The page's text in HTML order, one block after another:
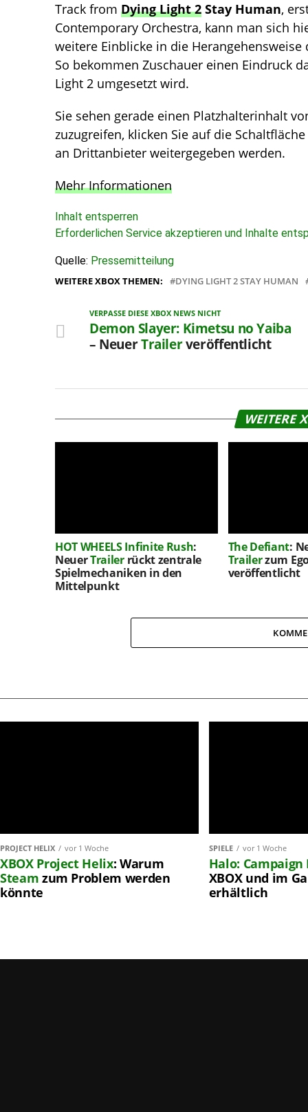
Track from Dying Light 2 Stay Human,
Contemporary Orchestra, kann man sich
weitere Einblicke in die
So bekommen Zuschauer einen Eindruck
Light 2 umgesetzt wird.
Sie sehen gerade einen Platzhalterinhalt
zuzugreifen, klicken Sie auf die
an Drittanbieter weitergegeben werden.
Mehr Informationen
Inhalt entsperren
Erforderlichen Service akzeptieren und Inhalte
Quelle: Pressemitteilung
WEITERE XBOX THEMEN: DYING LIGHT 2 STAY HUMAN
VERPASSE DIESE XBOX NEWS NICHT
Demon Slayer: Kimetsu no Yaiba
– NeuerTrailerveröffentlicht
WEITERE
HOT WHEELS Infinite Rush:
NeuerTrailerrückt zentrale
Spielmechaniken in den
Mittelpunkt
The Defiant:
Trailerzum
veröffentlicht
PROJECT HELIX vor 1 Woche
XBOX Project Helix: Warum
Steam zum Problem werden
könnte
SPIELE vor 1 Woche
Halo: Campaign
XBOX und im
erhältlich